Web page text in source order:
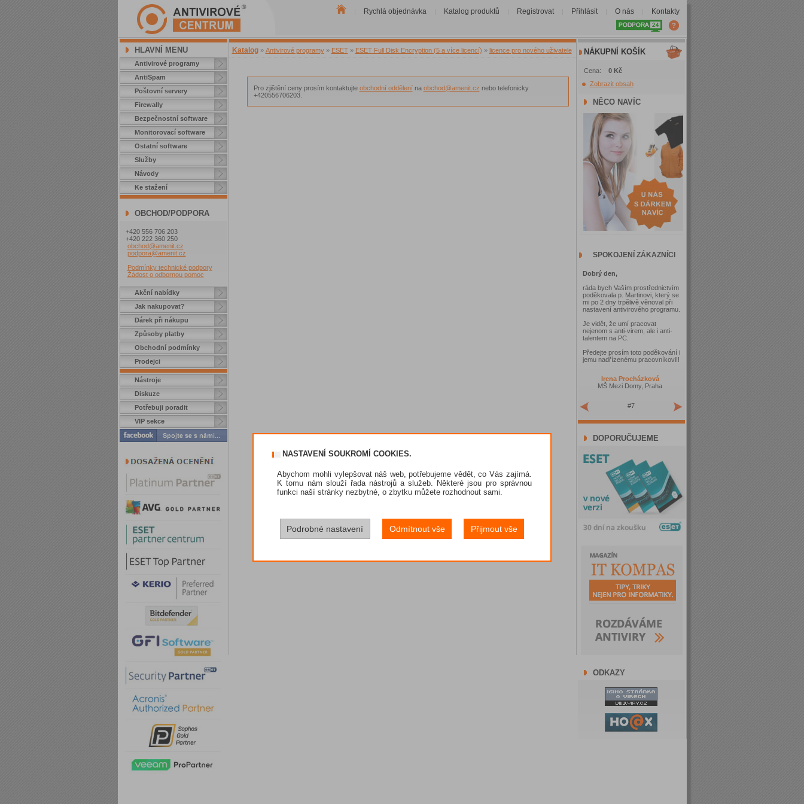
Rychlá objednávka Katalog produktů Registrovat Přihlásit O nás Kontakty
HLAVNÍ MENU
Antivirové programy
AntiSpam
Poštovní servery
Firewally
Bezpečnostní software
Monitorovací software
Ostatní software
Služby
Návody
Ke stažení
OBCHOD/PODPORA
+420 556 706 203
+420 222 360 250
obchod@amenit.cz
podpora@amenit.cz
Podmínky technické podpory
Žádost o odbornou pomoc
Akční nabídky
Jak nakupovat?
Dárek při nákupu
Způsoby platby
Obchodní podmínky
Prodejci
Nástroje
Diskuze
Potřebuji poradit
VIP sekce
Katalog » Antivirové programy » ESET » ESET Full Disk Encryption (5 a více licencí) » licence pro nového uživatele
Pro zjištění ceny prosím kontaktujte obchodní oddělenína obchod@amenit.cz nebo telefonicky
+420556706203.
NÁKUPNÍ KOŠÍK
Cena: 0 Kč
Zobrazit obsah
NĚCO NAVÍC
SPOKOJENÍ ZÁKAZNÍCI
Dobrý den,
ráda bych Vaším prostřednictvím
poděkovala p. Martinovi, který se
mi po 2 dny trpělivě věnoval při
nastavení antivirového programu.
Je vidět, že umí pracovat
nejenom s anti-virem, ale i anti-
talentem na PC.
Předejte prosím toto poděkování i
jemu nadřízenému pracovníkovi!!
Irena Procházková
MŠ Mezi Domy, Praha
#7
DOPORUČUJEME
ODKAZY
NASTAVENÍ SOUKROMÍ COOKIES.
Abychom mohli vylepšovat náš web, potřebujeme vědět, co Vás zajímá.
K tomu nám slouží řada nástrojů a služeb. Některé jsou pro správnou
funkci naší stránky nezbytné, o zbytku můžete rozhodnout sami.
Podrobné nastavení Odmítnout vše Přijmout vše